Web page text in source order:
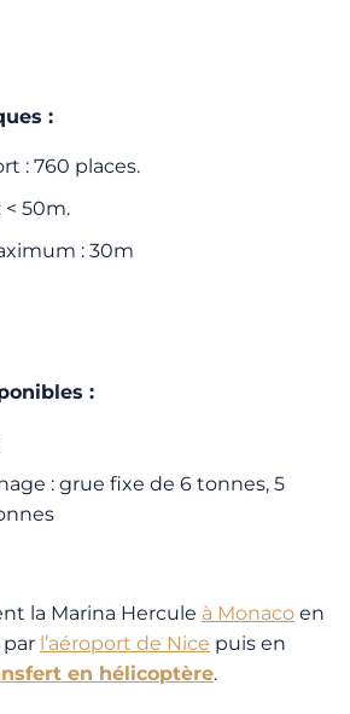
:
: 760 places.
< 50m.
: 30m
:
: grue fixe de 6 tonnes, 5
la Marina Hercule à Monaco en
l’aéroport de Nice puis en
en hélicoptère.